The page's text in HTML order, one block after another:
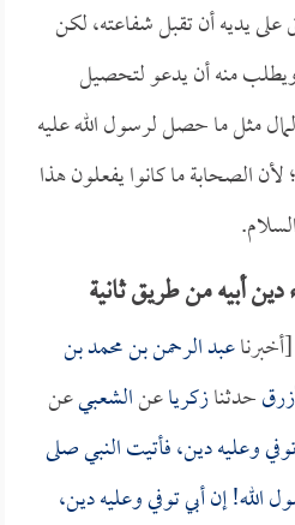
يديه أن تقبل شفاعته، لكن
ويطلب منه أن يدعو لتحصيل
مثل ما حصل لرسول الله عليه
الصحابة ما كانوا يفعلون هذا
أبيه من طريق ثانية
عبد الرحمن بن محمد بن
حدثنازكرياعنالشعبيعن
وعليه دين، فأتيت النبي صلى
الله! إن أبي توفي وعليه دين،